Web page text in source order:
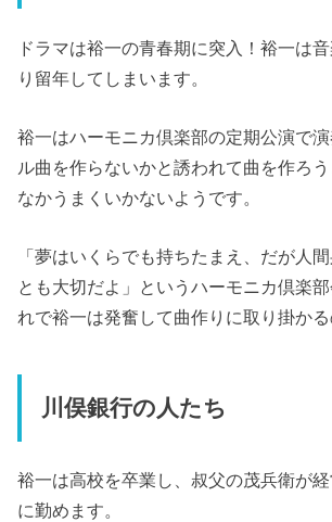
ドラマは裕一の青春期に突入！裕一は
り留年してしまいます。
裕一はハーモニカ倶楽部の定期公演で
ル曲を作らないかと誘われて曲を作ろ
なかうまくいかないようです。
「夢はいくらでも持ちたまえ、だが人
とも大切だよ」というハーモニカ倶楽
れで裕一は発奮して曲作りに取り掛かる
川俣銀行の人たち
裕一は高校を卒業し、叔父の茂兵衛が
に勤めます。